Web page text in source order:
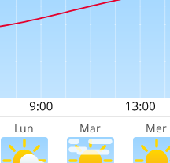
Lun Mar Mer